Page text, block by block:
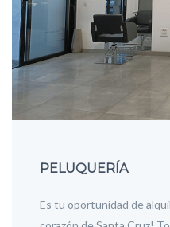
PELUQUERÍA
Es tu oportunidad de